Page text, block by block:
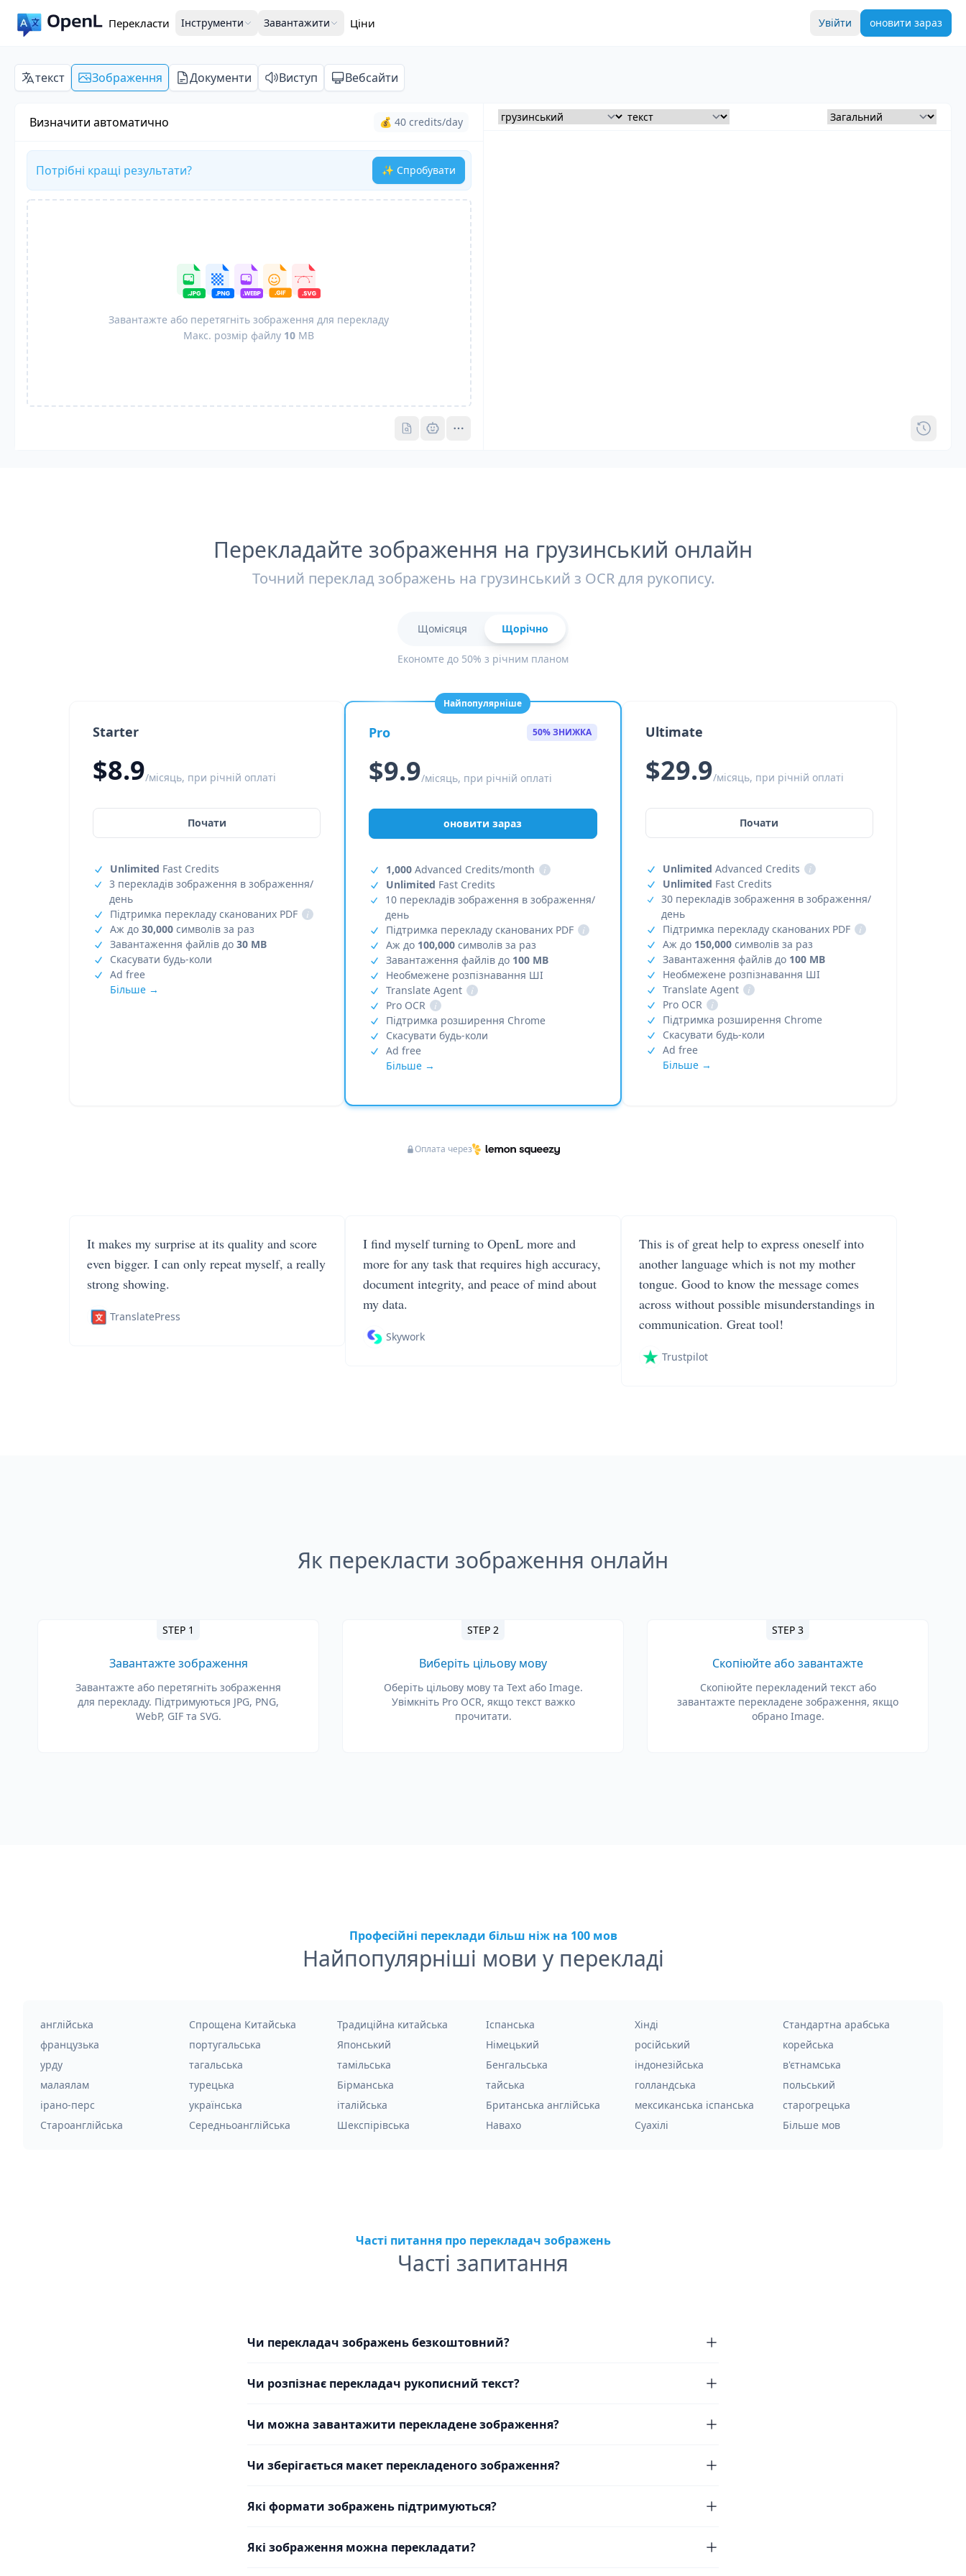
Перекласти Інструменти Завантажити Ціни Увійти оновити зараз
текст Зображення Документи Виступ Вебсайти
Визначити автоматично 💰 40 credits/day
Потрібні кращі результати? ✨ Спробувати
Завантажте або перетягніть зображення для перекладу
Макс. розмір файлу 10 MB
Pro
Перекладайте зображення на грузинський онлайн
Точний переклад зображень на грузинський з OCR для рукопису.
Щомісяця Щорічно
Економте до 50% з річним планом
Starter
$8.9/місяць, при річній оплаті
Почати
Unlimited Fast Credits
3 перекладів зображення в зображення/
день
Підтримка перекладу сканованих PDF
i
Аж до 30,000 символів за раз
Завантаження файлів до 30 MB
Скасувати будь-коли
Ad free
Більше →
Найпопулярніше
Pro 50% ЗНИЖКА
$9.9/місяць, при річній оплаті
оновити зараз
1,000 Advanced Credits/month
i
Unlimited Fast Credits
10 перекладів зображення в зображення/
день
Підтримка перекладу сканованих PDF
i
Аж до 100,000 символів за раз
Завантаження файлів до 100 MB
Необмежене розпізнавання ШІ
Translate Agent
i
Pro OCR
i
Підтримка розширення Chrome
Скасувати будь-коли
Ad free
Більше →
Ultimate
$29.9/місяць, при річній оплаті
Почати
Unlimited Advanced Credits
i
Unlimited Fast Credits
30 перекладів зображення в зображення/
день
Підтримка перекладу сканованих PDF
i
Аж до 150,000символів за раз
Завантаження файлів до 100 MB
Необмежене розпізнавання ШІ
Translate Agent
i
Pro OCR
i
Підтримка розширення Chrome
Скасувати будь-коли
Ad free
Більше →
Оплата через
It makes my surprise at its quality and score
even bigger. I can only repeat myself, a really
strong showing.
TranslatePress
I find myself turning to OpenL more and
more for any task that requires high accuracy,
document integrity, and peace of mind about
my data.
Skywork
This is of great help to express oneself into
another language which is not my mother
tongue. Good to know the message comes
across without possible misunderstandings in
communication. Great tool!
Trustpilot
Як перекласти зображення онлайн
STEP 1
Завантажте зображення
Завантажте або перетягніть зображення
для перекладу. Підтримуються JPG, PNG,
WebP, GIF та SVG.
STEP 2
Виберіть цільову мову
Оберіть цільову мову та Text або Image.
Увімкніть Pro OCR, якщо текст важко
прочитати.
STEP 3
Скопіюйте або завантажте
Скопіюйте перекладений текст або
завантажте перекладене зображення, якщо
обрано Image.
Професійні переклади більш ніж на 100 мов
Найпопулярніші мови у перекладі
англійська Спрощена Китайська Традиційна китайська Іспанська Хінді
Стандартна арабська
французька
португальська Японський Німецький російський
корейська
урду
тагальська тамільська Бенгальська індонезійська
в'єтнамська
малаялам
турецька Бірманська тайська голландська
польський
ірано-перс
українська італійська Британська англійська мексиканська іспанська
старогрецька
Староанглійська
Середньоанглійська Шекспірівська Навахо Суахілі Більше мов
Часті питання про перекладач зображень
Часті запитання
Чи перекладач зображень безкоштовний?
Чи розпізнає перекладач рукописний текст?
Чи можна завантажити перекладене зображення?
Чи зберігається макет перекладеного зображення?
Які формати зображень підтримуються?
Які зображення можна перекладати?